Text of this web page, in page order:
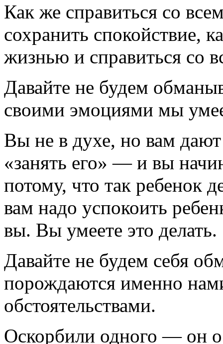
Как же справиться со
сохранить спокойствие,
жизнью и справиться со
Давайте не будем
своими эмоциями мы
Вы не в духе, но вам
«занять его» — и вы
потому, что так ребенок
вам надо успокоить
вы. Вы умеете это делать.
Давайте не будем себя
порождаются именно
обстоятельствами.
Оскорбили одного — он